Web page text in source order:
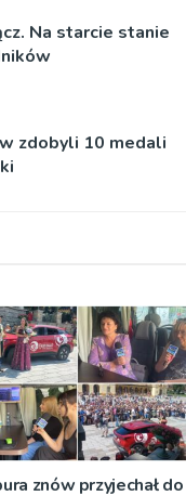
Na starcie stanie
zdobyli 10 medali
znów przyjechał do